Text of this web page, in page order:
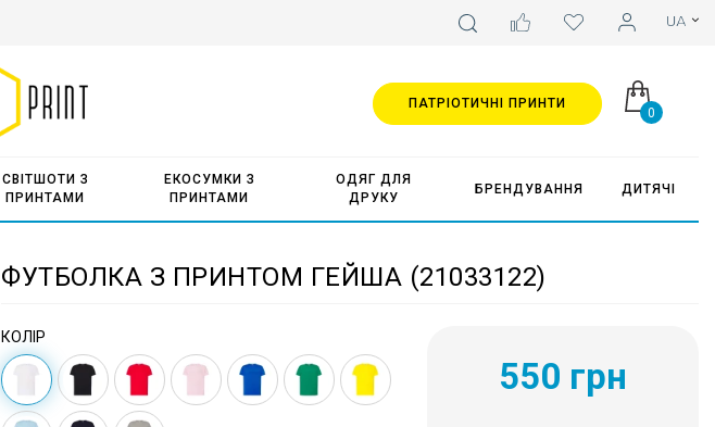
0
СВІТШОТИ З
ПРИНТАМИ
ЕКОСУМКИ З
ПРИНТАМИ
ОДЯГ ДЛЯ
ДРУКУ
БРЕНДУВАННЯ ДИТЯЧІ
ПАТРІОТИЧНІ ПРИНТИ
ФУТБОЛКА З ПРИНТОМ ГЕЙША (21033122)
КОЛІР
550 грн